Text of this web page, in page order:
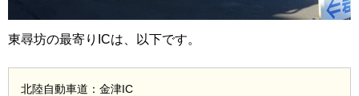
東尋坊の最寄りICは、以下です。
北陸自動車道：金津IC